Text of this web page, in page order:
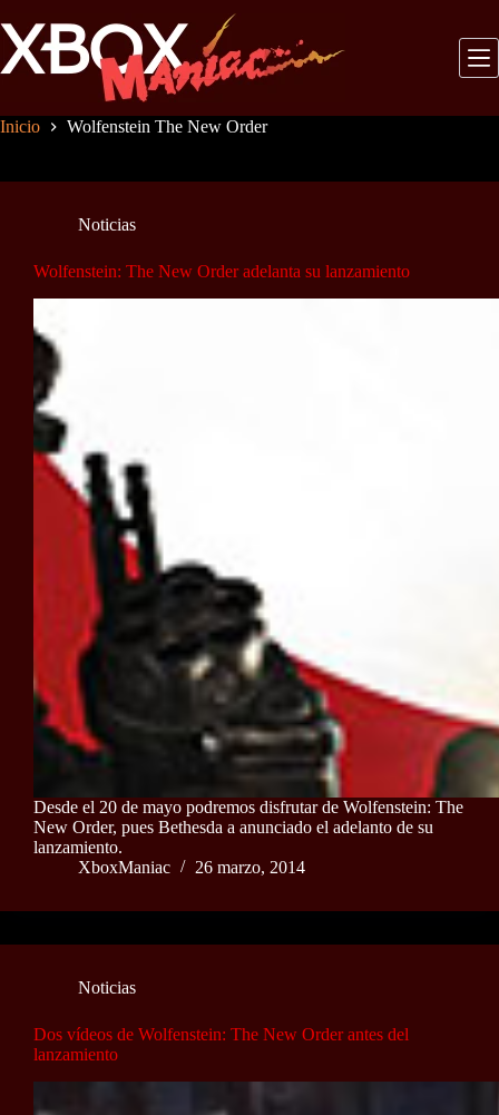
al
contenido
Inicio Wolfenstein The New Order
Noticias
Wolfenstein: The New Order adelanta su lanzamiento
Desde el 20 de mayo podremos disfrutar de Wolfenstein: The
New Order, pues Bethesda a anunciado el adelanto de su
lanzamiento.
XboxManiac
26 marzo, 2014
Noticias
Dos vídeos de Wolfenstein: The New Order antes del
lanzamiento